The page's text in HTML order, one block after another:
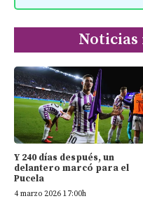
Noticias
Y 240 días después, un
delantero marcó para el
Pucela
4 marzo 2026 17:00h